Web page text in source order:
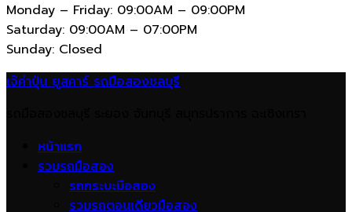
Monday – Friday: 09:00AM – 09:00PM
Saturday: 09:00AM – 07:00PM
Sunday: Closed
เจ๊คำปุ่น ยูสคาร์ รถมือสองชลบุรี
หน้าแรก
รวมรถมือสอง
รถกระบะมือสอง
รวมรถตอนเดียวมือสอง